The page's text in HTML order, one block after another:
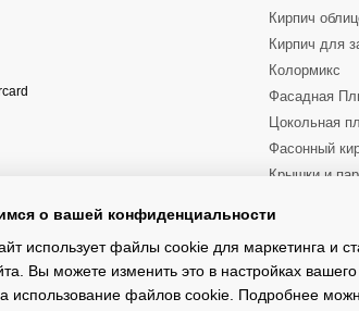
Кирпич
Кирпич для
Колормикс
Фасадная
Цокольная
Фасонный
Крышки и
Киевская
о вашей конфиденциальности
использует файлы cookie для маркетинга и
Вы можете изменить это в настройках
использование файлов cookie. Подробнее